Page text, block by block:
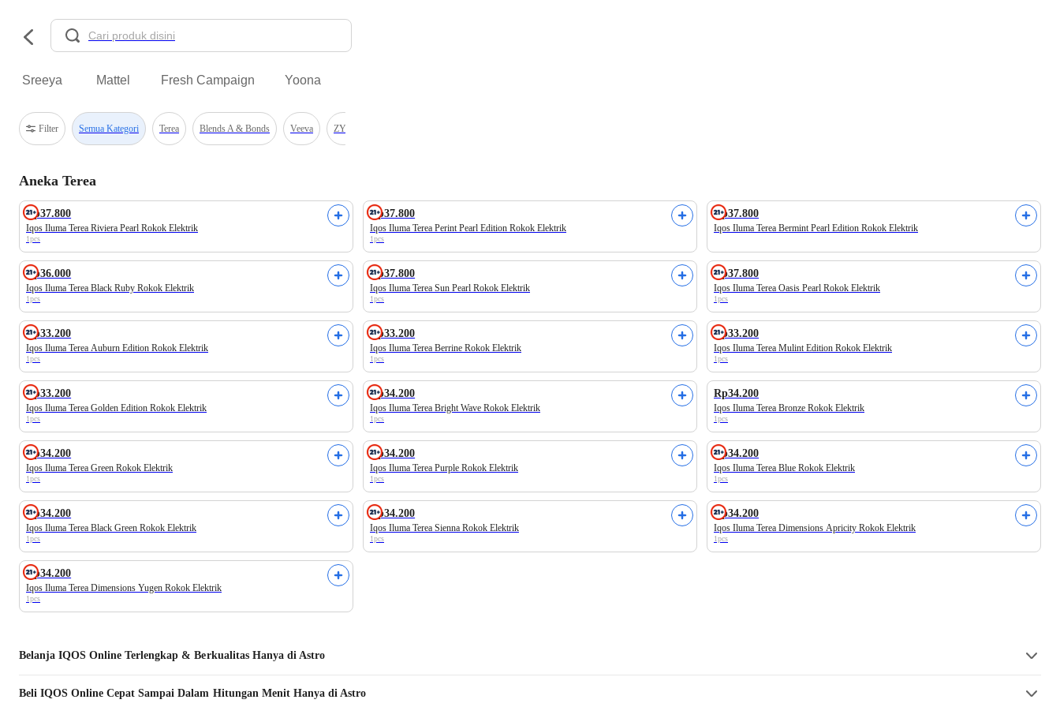
Sreeya Mattel Fresh Campaign Yoona
Filter Semua Kategori Terea Blends A & Bonds Veeva ZYN
Aneka Terea
Rp37.800
Iqos Iluma Terea Riviera Pearl Rokok Elektrik
1pcs
Rp37.800
Iqos Iluma Terea Perint Pearl Edition Rokok Elektrik
1pcs
Rp37.800
Iqos Iluma Terea Bermint Pearl Edition Rokok Elektrik
Rp36.000
Iqos Iluma Terea Black Ruby Rokok Elektrik
1pcs
Rp37.800
Iqos Iluma Terea Sun Pearl Rokok Elektrik
1pcs
Rp37.800
Iqos Iluma Terea Oasis Pearl Rokok Elektrik
1pcs
Rp33.200
Iqos Iluma Terea Auburn Edition Rokok Elektrik
1pcs
Rp33.200
Iqos Iluma Terea Berrine Rokok Elektrik
1pcs
Rp33.200
Iqos Iluma Terea Mulint Edition Rokok Elektrik
1pcs
Rp33.200
Iqos Iluma Terea Golden Edition Rokok Elektrik
1pcs
Rp34.200
Iqos Iluma Terea Bright Wave Rokok Elektrik
1pcs
Rp34.200
Iqos Iluma Terea Bronze Rokok Elektrik
1pcs
Rp34.200
Iqos Iluma Terea Green Rokok Elektrik
1pcs
Rp34.200
Iqos Iluma Terea Purple Rokok Elektrik
1pcs
Rp34.200
Iqos Iluma Terea Blue Rokok Elektrik
1pcs
Rp34.200
Iqos Iluma Terea Black Green Rokok Elektrik
1pcs
Rp34.200
Iqos Iluma Terea Sienna Rokok Elektrik
1pcs
Rp34.200
Iqos Iluma Terea Dimensions Apricity Rokok Elektrik
1pcs
Rp34.200
Iqos Iluma Terea Dimensions Yugen Rokok Elektrik
1pcs
BelanjaIQOS Online Terlengkap & Berkualitas Hanya di Astro
BeliIQOS Online Cepat Sampai Dalam Hitungan Menit Hanya di Astro